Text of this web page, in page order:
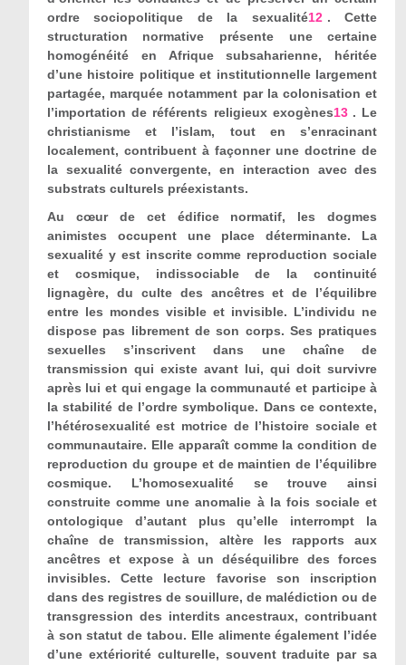
ordre sociopolitique de la sexualité12 . Cette
structuration normative présente une certaine
homogénéité en Afrique subsaharienne, héritée
d’une histoire politique et institutionnelle largement
partagée, marquée notamment par la colonisation et
l’importation de référents religieux exogènes13 . Le
christianisme et l’islam, tout en s’enracinant
localement, contribuent à façonner une doctrine de
la sexualité convergente, en interaction avec des
substrats culturels préexistants.
Au cœur de cet édifice normatif, les dogmes
animistes occupent une place déterminante. La
sexualité y est inscrite comme reproduction sociale
et cosmique, indissociable de la continuité
lignagère, du culte des ancêtres et de l’équilibre
entre les mondes visible et invisible. L’individu ne
dispose pas librement de son corps. Ses pratiques
sexuelles s’inscrivent dans une chaîne de
transmission qui existe avant lui, qui doit survivre
après lui et qui engage la communauté et participe à
la stabilité de l’ordre symbolique. Dans ce contexte,
l’hétérosexualité est motrice de l’histoire sociale et
communautaire. Elle apparaît comme la condition de
reproduction du groupe et de maintien de l’équilibre
cosmique. L’homosexualité se trouve ainsi
construite comme une anomalie à la fois sociale et
ontologique d’autant plus qu’elle interrompt la
chaîne de transmission, altère les rapports aux
ancêtres et expose à un déséquilibre des forces
invisibles. Cette lecture favorise son inscription
dans des registres de souillure, de malédiction ou de
transgression des interdits ancestraux, contribuant
à son statut de tabou. Elle alimente également l’idée
d’une extériorité culturelle, souvent traduite par sa